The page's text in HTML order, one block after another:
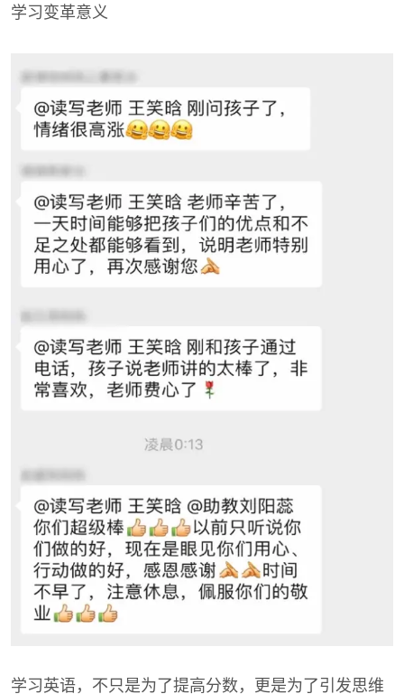
学习变革意义
学习英语，不只是为了提高分数，更是为了引发思维